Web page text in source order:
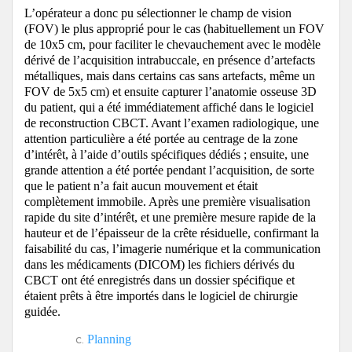
L’opérateur a donc pu sélectionner le champ de vision
(FOV) le plus approprié pour le cas (habituellement un FOV
de 10x5 cm, pour faciliter le chevauchement avec le modèle
dérivé de l’acquisition intrabuccale, en présence d’artefacts
métalliques, mais dans certains cas sans artefacts, même un
FOV de 5x5 cm) et ensuite capturer l’anatomie osseuse 3D
du patient, qui a été immédiatement affiché dans le logiciel
de reconstruction CBCT. Avant l’examen radiologique, une
attention particulière a été portée au centrage de la zone
d’intérêt, à l’aide d’outils spécifiques dédiés ; ensuite, une
grande attention a été portée pendant l’acquisition, de sorte
que le patient n’a fait aucun mouvement et était
complètement immobile. Après une première visualisation
rapide du site d’intérêt, et une première mesure rapide de la
hauteur et de l’épaisseur de la crête résiduelle, confirmant la
faisabilité du cas, l’imagerie numérique et la communication
dans les médicaments (DICOM) les fichiers dérivés du
CBCT ont été enregistrés dans un dossier spécifique et
étaient prêts à être importés dans le logiciel de chirurgie
guidée.
Planning